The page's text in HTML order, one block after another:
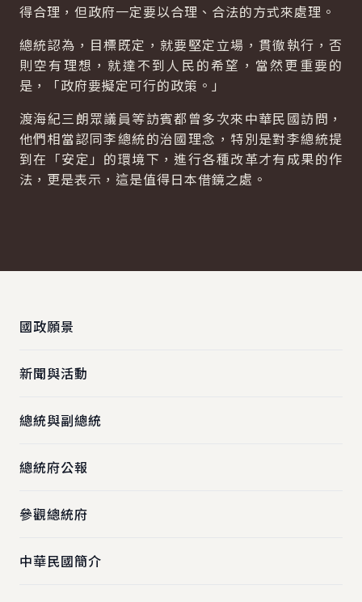
得合理，但政府一定要以合理、合法的方式來處理。
總統認為，目標既定，就要堅定立場，貫徹執行，否
則空有理想，就達不到人民的希望，當然更重要的
是，「政府要擬定可行的政策。」
渡海紀三朗眾議員等訪賓都曾多次來中華民國訪問，
他們相當認同李總統的治國理念，特別是對李總統提
到在「安定」的環境下，進行各種改革才有成果的作
法，更是表示，這是值得日本借鏡之處。
國政願景
新聞與活動
總統與副總統
總統府公報
參觀總統府
中華民國簡介